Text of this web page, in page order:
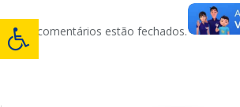
Os comentários estão fechados.